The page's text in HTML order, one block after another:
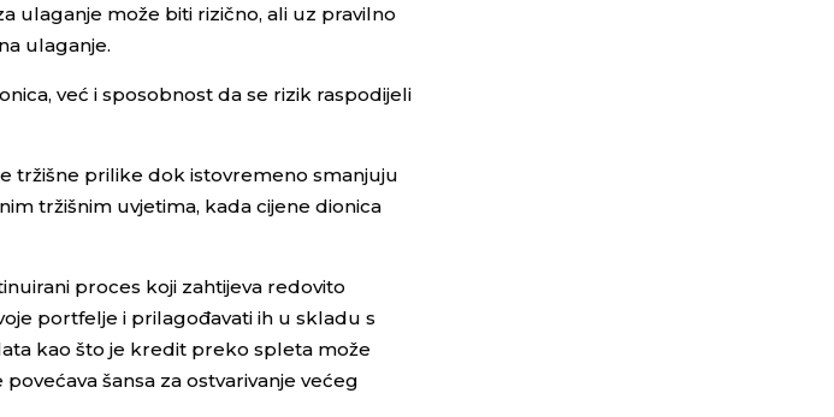
ulaganje može biti rizično, ali uz pravilno
ulaganje.
već i sposobnost da se rizik raspodijeli
tržišne prilike dok istovremeno smanjuju
tržišnim uvjetima, kada cijene dionica
proces koji zahtijeva redovito
portfelje i prilagođavati ih u skladu s
kao što je kredit preko spleta može
šansa za ostvarivanje većeg